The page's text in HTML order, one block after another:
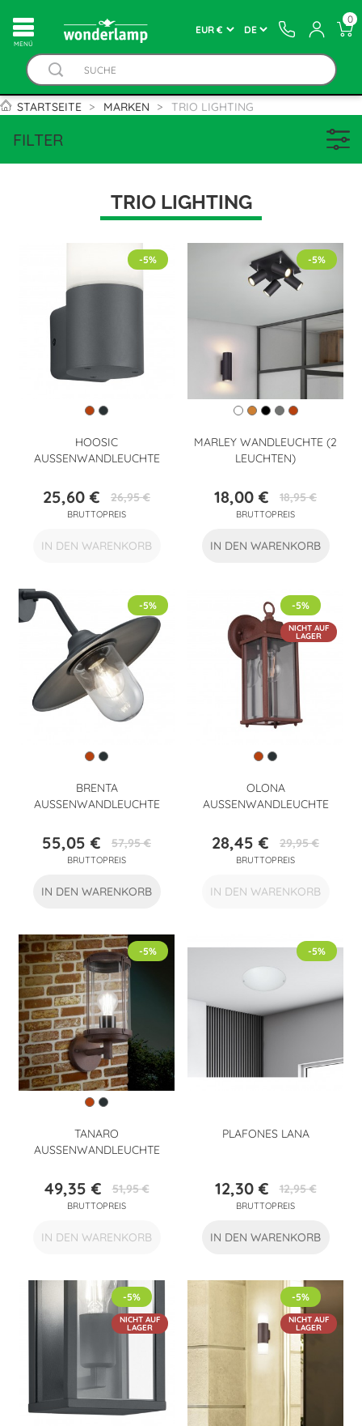
MENÚ
0
STARTSEITE MARKEN TRIO LIGHTING
FILTER
TRIO LIGHTING
HOOSIC
AUSSENWANDLEUCHTE
Preis
25,60 €Verkaufspreis
26,95 €
BRUTTOPREIS
-5%
IN DEN WARENKORB
MARLEY WANDLEUCHTE (2
LEUCHTEN)
Preis
18,00 €Verkaufspreis
18,95 €
BRUTTOPREIS
-5%
IN DEN WARENKORB
BRENTA
AUSSENWANDLEUCHTE
Preis
55,05 €Verkaufspreis
57,95 €
BRUTTOPREIS
-5%
IN DEN WARENKORB
OLONA
AUSSENWANDLEUCHTE
Preis
28,45 €Verkaufspreis
29,95 €
BRUTTOPREIS
-5%
NICHT AUF
LAGER
IN DEN WARENKORB
TANARO
AUSSENWANDLEUCHTE
Preis
49,35 €Verkaufspreis
51,95 €
BRUTTOPREIS
-5%
IN DEN WARENKORB
PLAFONES LANA
Preis
12,30 €Verkaufspreis
12,95 €
BRUTTOPREIS
-5%
IN DEN WARENKORB
-5%
NICHT AUF
LAGER
-5%
NICHT AUF
LAGER